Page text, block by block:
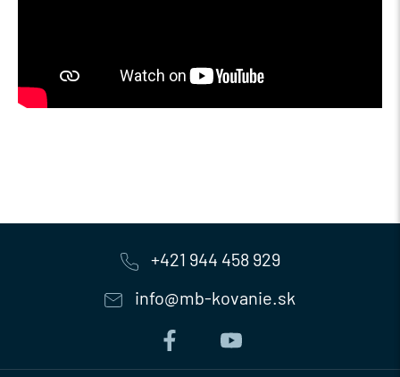
+421 944 458 929
info@mb-kovanie.sk